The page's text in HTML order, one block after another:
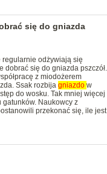
się do gniazda
regularnie odżywiają się
się do gniazda pszczół.
z miodożerem
Ssak rozbija gniazdo w
do wosku. Tak mniej więcej
Naukowcy z
przekonać się, ile jest